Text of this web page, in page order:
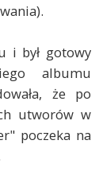
i był gotowy
albumu
że po
utworów w
poczeka na